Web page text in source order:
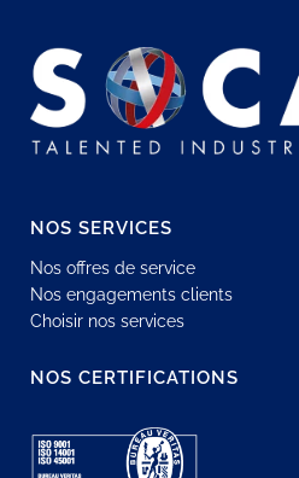
NOS SERVICES
Nos offres de service
Nos engagements clients
Choisir nos services
NOS CERTIFICATIONS